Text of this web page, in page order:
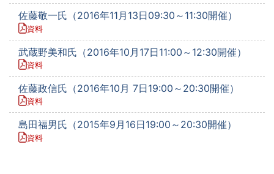
佐藤敬一氏（2016年11月13日09:30～11:30開催）
資料
武蔵野美和氏（2016年10月17日11:00～12:30開催）
資料
佐藤政信氏（2016年10月 7日19:00～20:30開催）
資料
島田福男氏（2015年9月16日19:00～20:30開催）
資料